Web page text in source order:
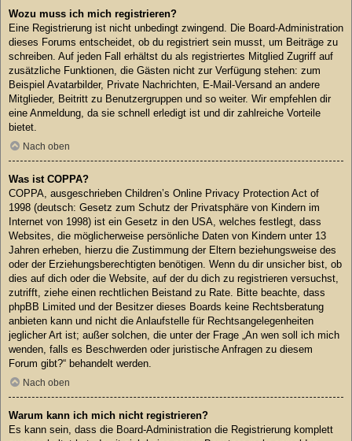
Wozu muss ich mich registrieren?
Eine Registrierung ist nicht unbedingt zwingend. Die Board-Administration
dieses Forums entscheidet, ob du registriert sein musst, um Beiträge zu
schreiben. Auf jeden Fall erhältst du als registriertes Mitglied Zugriff auf
zusätzliche Funktionen, die Gästen nicht zur Verfügung stehen: zum
Beispiel Avatarbilder, Private Nachrichten, E-Mail-Versand an andere
Mitglieder, Beitritt zu Benutzergruppen und so weiter. Wir empfehlen dir
eine Anmeldung, da sie schnell erledigt ist und dir zahlreiche Vorteile
bietet.
Nach oben
Was ist COPPA?
COPPA, ausgeschrieben Children’s Online Privacy Protection Act of
1998 (deutsch: Gesetz zum Schutz der Privatsphäre von Kindern im
Internet von 1998) ist ein Gesetz in den USA, welches festlegt, dass
Websites, die möglicherweise persönliche Daten von Kindern unter 13
Jahren erheben, hierzu die Zustimmung der Eltern beziehungsweise des
oder der Erziehungsberechtigten benötigen. Wenn du dir unsicher bist, ob
dies auf dich oder die Website, auf der du dich zu registrieren versuchst,
zutrifft, ziehe einen rechtlichen Beistand zu Rate. Bitte beachte, dass
phpBB Limited und der Besitzer dieses Boards keine Rechtsberatung
anbieten kann und nicht die Anlaufstelle für Rechtsangelegenheiten
jeglicher Art ist; außer solchen, die unter der Frage „An wen soll ich mich
wenden, falls es Beschwerden oder juristische Anfragen zu diesem
Forum gibt?“ behandelt werden.
Nach oben
Warum kann ich mich nicht registrieren?
Es kann sein, dass die Board-Administration die Registrierung komplett